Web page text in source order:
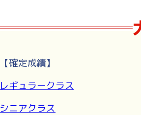
【確定成績】
レギュラークラス
シニアクラス